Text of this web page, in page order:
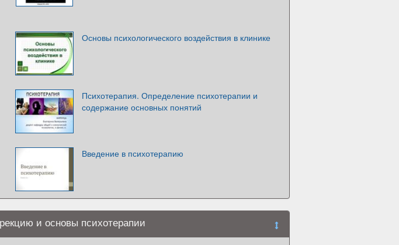
Основы психологического воздействия в клинике
Психотерапия. Определение психотерапии и
содержание основных понятий
Введение в психотерапию
и основы психотерапии